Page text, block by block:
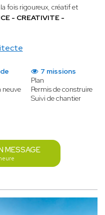
fois rigoureux, créatif et
- CREATIVITE -
7 missions
Plan
Permis de construire
Suivi de chantier
MESSAGE